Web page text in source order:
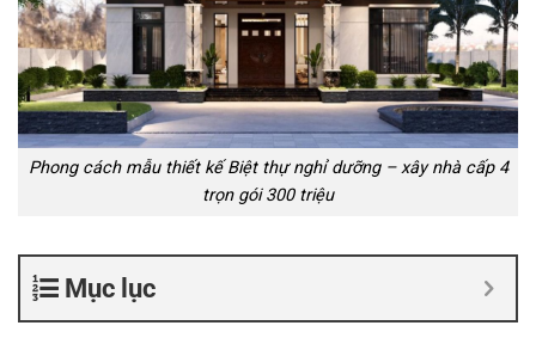
Phong cách mẫu thiết kế Biệt thự nghỉ dưỡng – xây nhà cấp 4
trọn gói 300 triệu
Mục lục